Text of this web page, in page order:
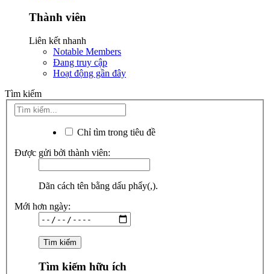
Thành viên
Liên kết nhanh
Notable Members
Đang truy cập
Hoạt động gần đây
Tìm kiếm
Chỉ tìm trong tiêu đề
Được gửi bởi thành viên:
Dãn cách tên bằng dấu phẩy(,).
Mới hơn ngày:
Tìm kiếm hữu ích